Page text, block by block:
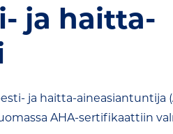
ja haitta-
ja haitta-aineasiantuntija
AHA-sertifikaattiin